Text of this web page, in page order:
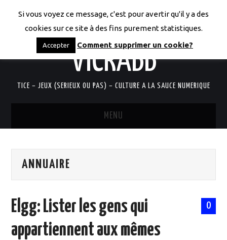
LES CODICES DE
VICRABB
TICE – JEUX (SERIEUX OU PAS) – CULTURE A LA SAUCE NUMERIQUE
MENU
QUI SUIS-JE?
DOCUMENTS
ANNUAIRE
0
Elgg: Lister les gens qui
appartiennent aux mêmes
Si vous voyez ce message, c'est pour avertir qu'il y a des
cookies sur ce site à des fins purement statistiques.
Accepter Comment supprimer un cookie?